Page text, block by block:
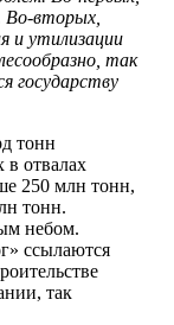
Во-вторых,
и утилизации
так
государству
тонн
отвалах
250 млн тонн,
тонн.
небом.
ссылаются
так